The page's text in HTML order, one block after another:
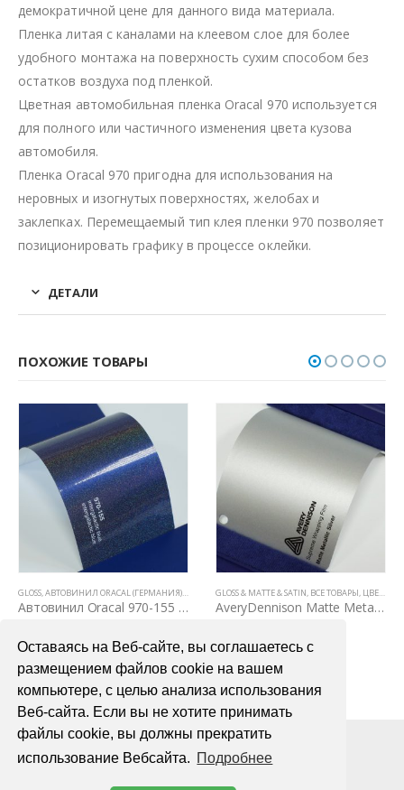
Оставаясь на Веб-сайте, вы соглашаетесь с
размещением файлов cookie на вашем
компьютере, с целью анализа использования
Веб-сайта. Если вы не хотите принимать
файлы cookie, вы должны прекратить
использование Вебсайта. Подробнее
демократичной цене для данного вида материала.
Пленка литая с каналами на клеевом слое для более
удобного монтажа на поверхность сухим способом без
остатков воздуха под пленкой.
Цветная автомобильная пленка Oracal 970 используется
для полного или частичного изменения цвета кузова
автомобиля.
Пленка Oracal 970 пригодна для использования на
неровных и изогнутых поверхностях, желобах и
заклепках. Перемещаемый тип клея пленки 970 позволяет
позиционировать графику в процессе оклейки.
ДЕТАЛИ
ПОХОЖИЕ ТОВАРЫ
ПЛЕНКИ С ФАКТУРОЙ ДЕРЕВА И КОЖИ
GLOSS,АВТОВИНИЛ ORACAL (ГЕРМАНИЯ),ВСЕ ТОВАРЫ,ЦВЕТНЫЕ ВИНИЛОВЫЕ ПЛЕНКИ
Автовинил Oracal 970-155 intergalactic blue – “галактик” синий, глянец
В КОРЗИНУ
GLOSS & MATTE & SATIN, ВСЕ ТОВАРЫ, ЦВЕТНЫЕ ВИНИЛОВЫЕ ПЛЕНКИ
AveryDennison Matte Metallic Silver
В КОРЗИНУ